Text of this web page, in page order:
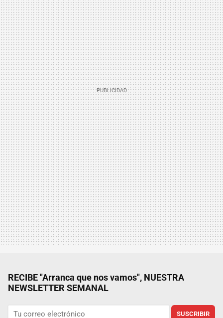
RECIBE "Arranca que nos vamos", NUESTRA
NEWSLETTER SEMANAL
SUSCRIBIR